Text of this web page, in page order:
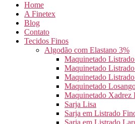
Home
A Finetex
Blog
Contato
Tecidos Finos
Algodão com Elastano 3%
Maquinetado
Maquinetado
Maquinetado
Maquinetado
Maquinetado Xadrez
Sarja Lisa
Sarja em Listrado
Sarja em Listrado